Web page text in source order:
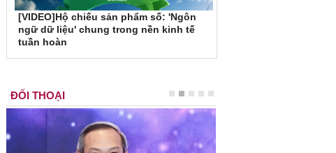
[VIDEO]Hộ chiếu sản phẩm số: 'Ngôn
ngữ dữ liệu' chung trong nền kinh tế
tuần hoàn
ĐỐI THOẠI